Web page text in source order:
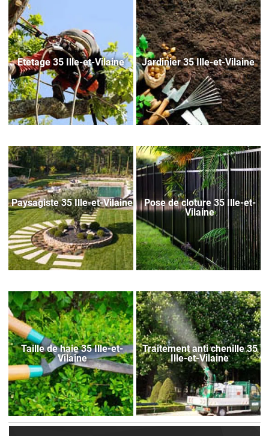
Etetage 35 Ille-et-Vilaine Jardinier 35 Ille-et-Vilaine
Paysagiste 35 Ille-et-Vilaine
Pose de cloture 35 Ille-et-
Vilaine
Taille de haie 35 Ille-et-
Vilaine
Traitement anti chenille 35
Ille-et-Vilaine